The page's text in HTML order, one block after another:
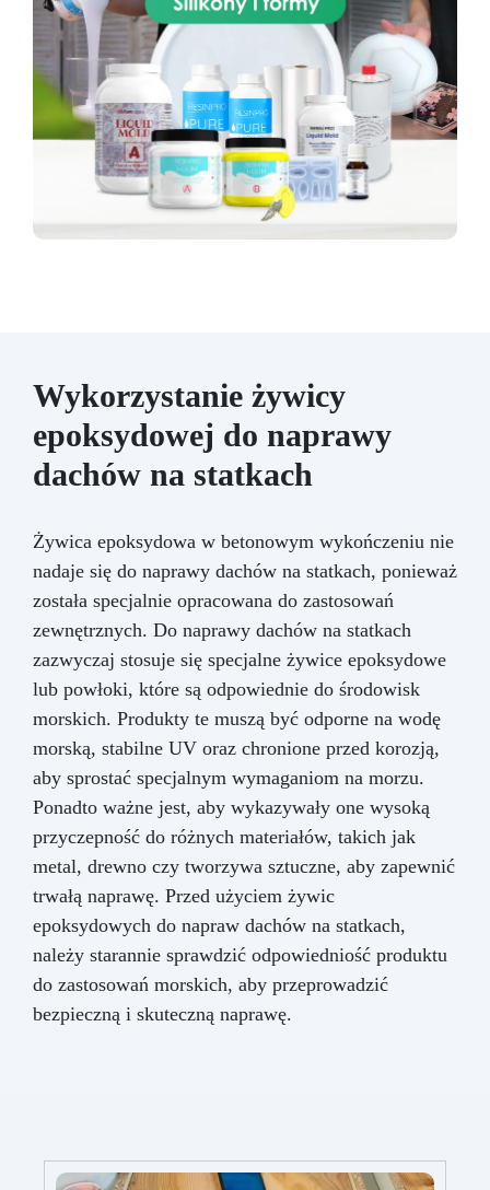
Wykorzystanie żywicy
epoksydowej do naprawy
dachów na statkach
Żywica epoksydowa w betonowym wykończeniu nie
nadaje się do naprawy dachów na statkach, ponieważ
została specjalnie opracowana do zastosowań
zewnętrznych. Do naprawy dachów na statkach
zazwyczaj stosuje się specjalne żywice epoksydowe
lub powłoki, które są odpowiednie do środowisk
morskich. Produkty te muszą być odporne na wodę
morską, stabilne UV oraz chronione przed korozją,
aby sprostać specjalnym wymaganiom na morzu.
Ponadto ważne jest, aby wykazywały one wysoką
przyczepność do różnych materiałów, takich jak
metal, drewno czy tworzywa sztuczne, aby zapewnić
trwałą naprawę. Przed użyciem żywic
epoksydowych do napraw dachów na statkach,
należy starannie sprawdzić odpowiedniość produktu
do zastosowań morskich, aby przeprowadzić
bezpieczną i skuteczną naprawę.